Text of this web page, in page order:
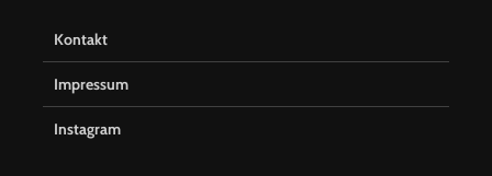
Kontakt
Impressum
Instagram